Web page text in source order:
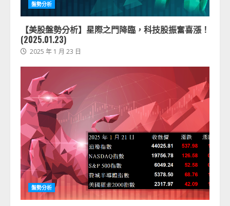
盤勢分析
【美股盤勢分析】星際之門降臨，科技股振奮喜漲！
(2025.01.23)
2025 年 1 月 23 日
盤勢分析